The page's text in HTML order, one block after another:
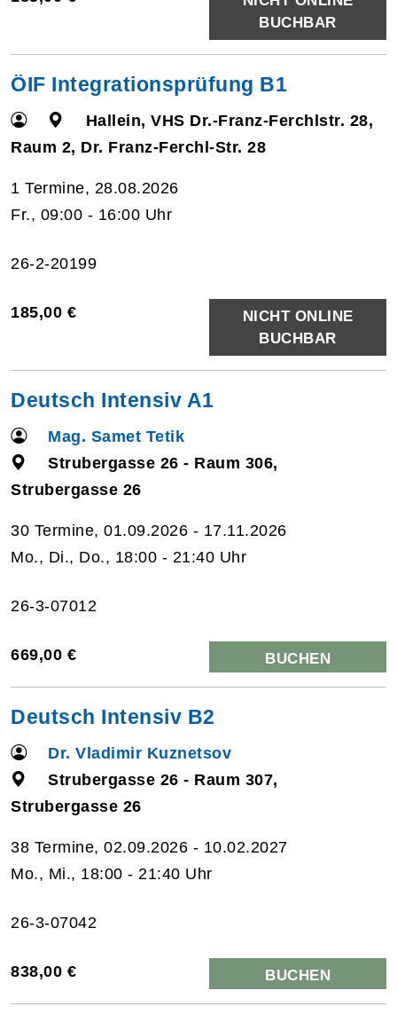
BUCHBAR
ÖIF Integrationsprüfung B1
Hallein, VHS Dr.-Franz-Ferchlstr. 28,
Raum 2, Dr. Franz-Ferchl-Str. 28
1 Termine, 28.08.2026
Fr., 09:00 - 16:00 Uhr
26-2-20199
185,00 €
NICHT ONLINE
BUCHBAR
Deutsch Intensiv A1
Mag. Samet Tetik
Strubergasse 26 - Raum 306,
Strubergasse 26
30 Termine, 01.09.2026 - 17.11.2026
Mo., Di., Do., 18:00 - 21:40 Uhr
26-3-07012
669,00 € BUCHEN
Deutsch Intensiv B2
Dr. Vladimir Kuznetsov
Strubergasse 26 - Raum 307,
Strubergasse 26
38 Termine, 02.09.2026 - 10.02.2027
Mo., Mi., 18:00 - 21:40 Uhr
26-3-07042
838,00 € BUCHEN